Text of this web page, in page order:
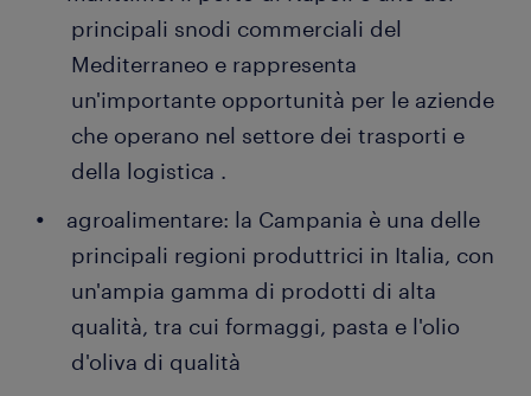
principali snodi commerciali del
Mediterraneo e rappresenta
un'importante opportunità per le aziende
che operano nel settore dei trasporti e
della logistica .
agroalimentare: la Campania è una delle
principali regioni produttrici in Italia, con
un'ampia gamma di prodotti di alta
qualità, tra cui formaggi, pasta e l'olio
d'oliva di qualità